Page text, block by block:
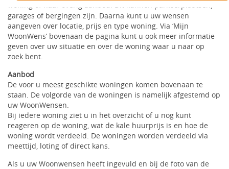
woning of naar overig aanbod. Dit kunnen parkeerplaatsen,
garages of bergingen zijn. Daarna kunt u uw wensen
aangeven over locatie, prijs en type woning. Via ‘Mijn
WoonWens’ bovenaan de pagina kunt u ook meer informatie
geven over uw situatie en over de woning waar u naar op
zoek bent.
Aanbod
De voor u meest geschikte woningen komen bovenaan te
staan. De volgorde van de woningen is namelijk afgestemd op
uw WoonWensen.
Bij iedere woning ziet u in het overzicht of u nog kunt
reageren op de woning, wat de kale huurprijs is en hoe de
woning wordt verdeeld. De woningen worden verdeeld via
meettijd, loting of direct kans.
Als u uw Woonwensen heeft ingevuld en bij de foto van de